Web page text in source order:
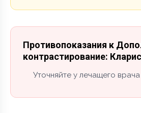
Противопоказания к
контрастирование:
Уточняйте у лечащего врача